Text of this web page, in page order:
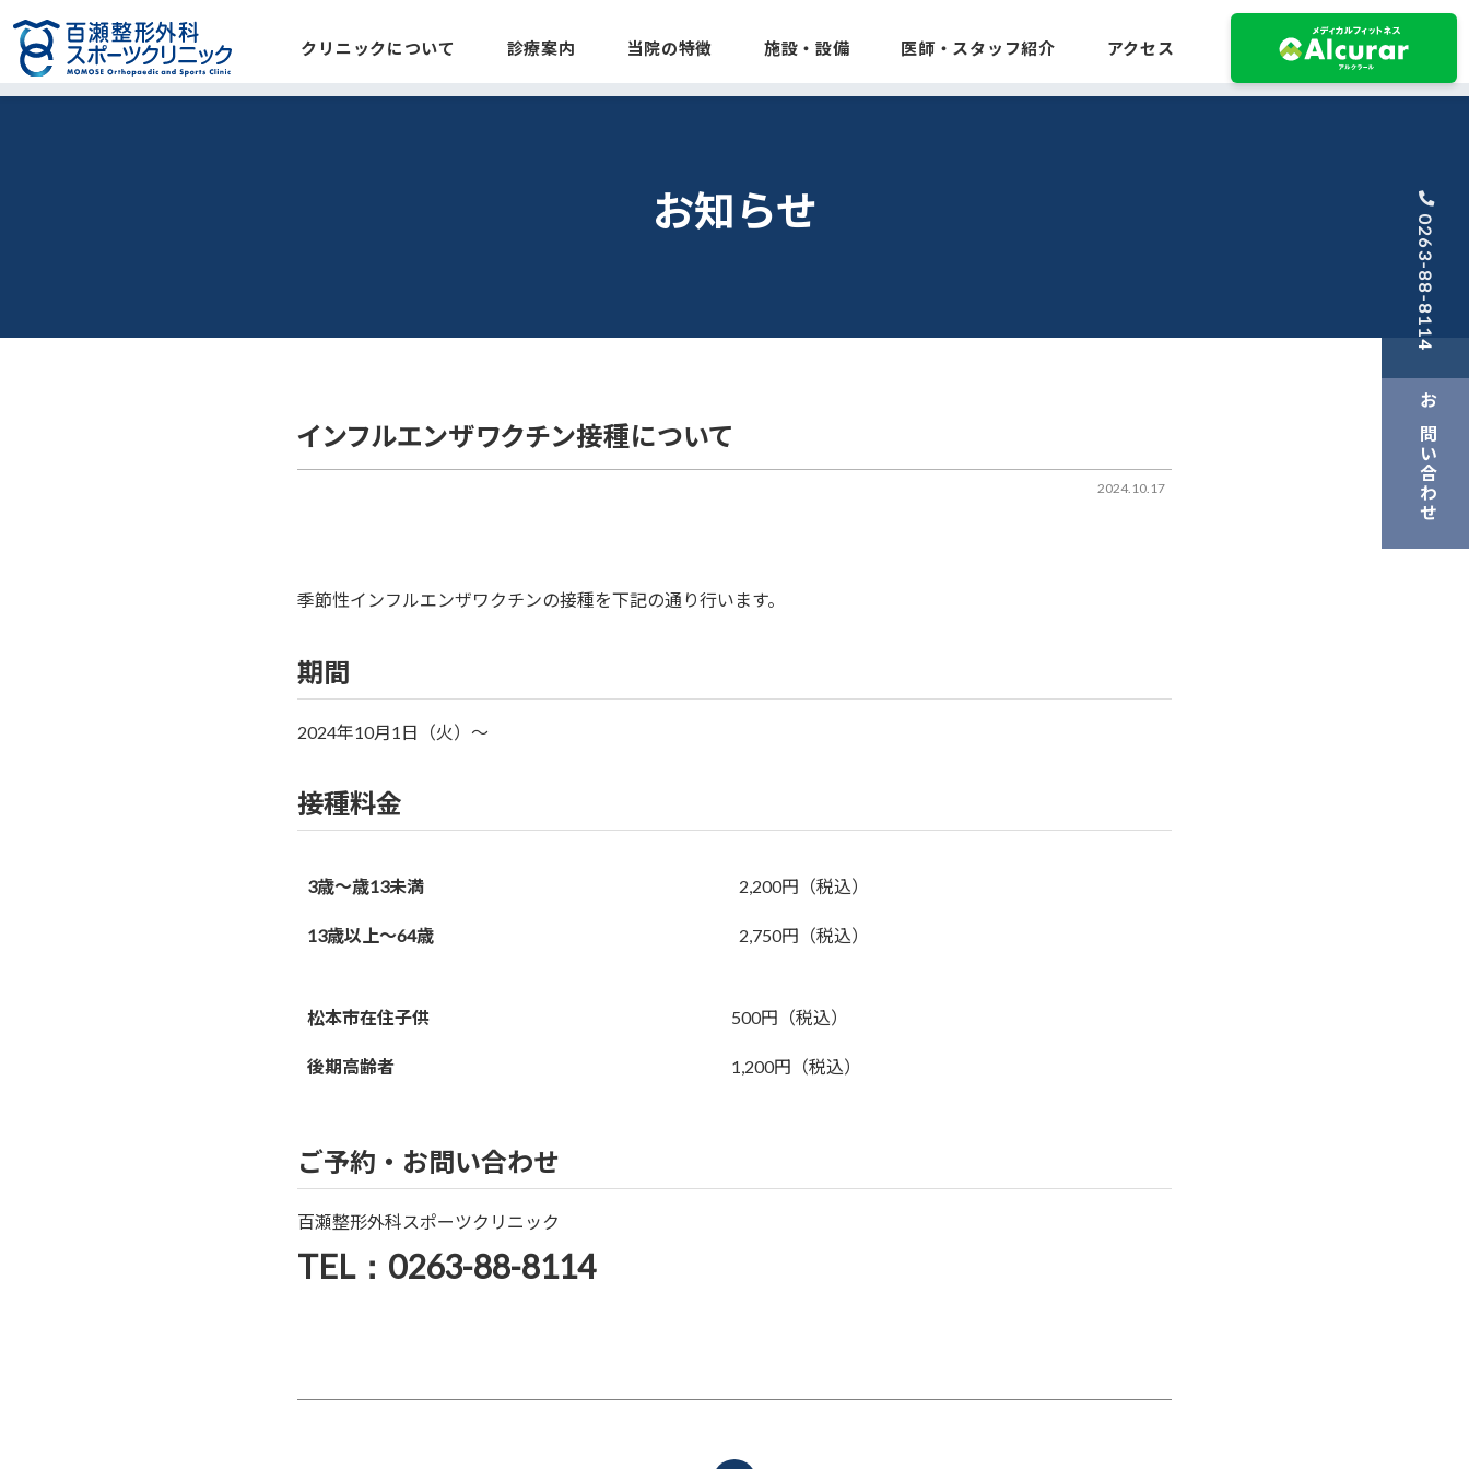
クリニックについて 診療案内 当院の特徴 施設・設備 医師・スタッフ紹介 アクセス
お知らせ
2024.10.17
インフルエンザワクチン接種について
季節性インフルエンザワクチンの接種を下記の通り行います。
期間
2024年10月1日（火）～
接種料金
3歳〜歳13未満 2,200円（税込）
13歳以上〜64歳 2,750円（税込）
松本市在住子供 500円（税込）
後期高齢者 1,200円（税込）
ご予約・お問い合わせ
百瀬整形外科スポーツクリニック
TEL：0263-88-8114
0263-88-8114
お問い合わせ